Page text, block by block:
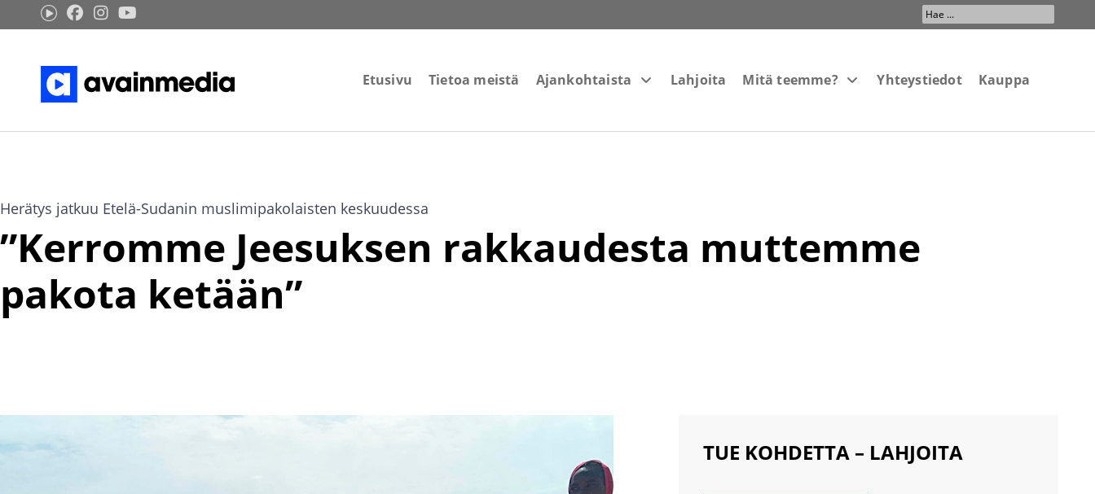
sisältöön
Search
...
Etusivu Tietoa meistä Ajankohtaista Lahjoita Mitä teemme? Yhteystiedot Kauppa
Herätys jatkuu Etelä-Sudanin muslimipakolaisten keskuudessa
”Kerromme Jeesuksen rakkaudesta muttemme
pakota ketään”
TUE KOHDETTA – LAHJOITA